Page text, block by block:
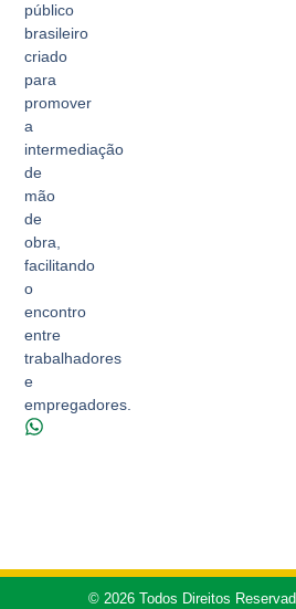
público
brasileiro
criado
para
promover
a
intermediação
de
mão
de
obra,
facilitando
o
encontro
entre
trabalhadores
e
empregadores.
© 2026 Todos Direitos